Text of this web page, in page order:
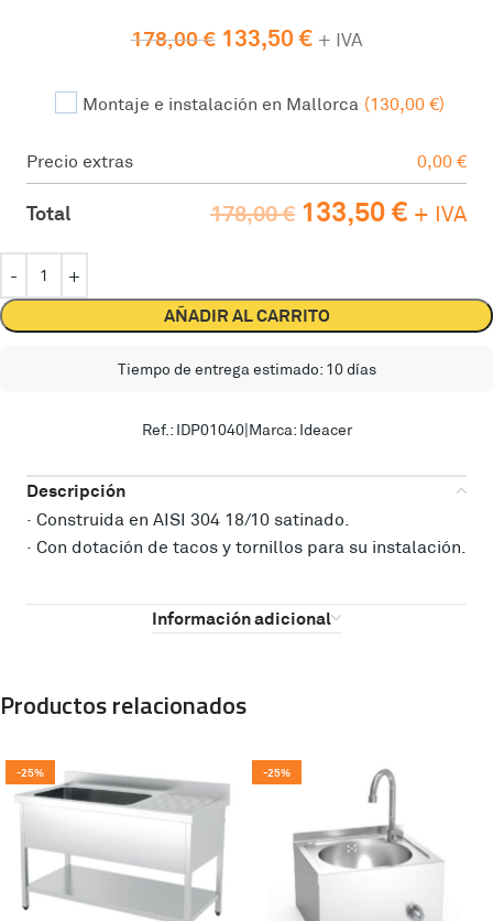
178,00€ 133,50€ + IVA
Montaje e instalación en Mallorca (130,00 €)
Precio extras 0,00 €
Total 178,00 € 133,50€ + IVA
AÑADIR AL CARRITO
Tiempo de entrega estimado: 10 días
Ref.: IDP01040|Marca: Ideacer
Descripción
· Construida en AISI 304 18/10 satinado.
· Con dotación de tacos y tornillos para su instalación.
Información adicional
Productos relacionados
-25% -25%